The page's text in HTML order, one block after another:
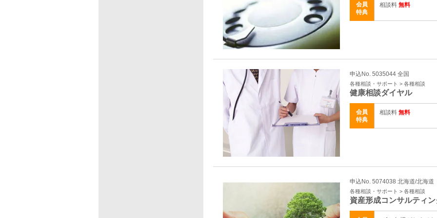
会員
特典
相談料 無料
申込No. 5035044 全国
各種相談・サポート > 各種相談
健康相談ダイヤル
会員
特典
相談料 無料
申込No. 5074038 北海道/北海道
各種相談・サポート > 各種相談
資産形成コンサルティン